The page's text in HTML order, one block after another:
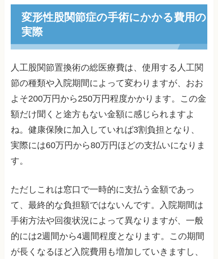
変形性股関節症の手術にかかる費用の
実際
人工股関節置換術の総医療費は、使用する人工関
節の種類や入院期間によって変わりますが、おお
よそ200万円から250万円程度かかります。この金
額だけ聞くと途方もない金額に感じられますよ
ね。健康保険に加入していれば3割負担となり、
実際には60万円から80万円ほどの支払いになりま
す。
ただしこれは窓口で一時的に支払う金額であっ
て、最終的な負担額ではないんです。入院期間は
手術方法や回復状況によって異なりますが、一般
的には2週間から4週間程度となります。この期間
が長くなるほど入院費用も増加していきますし、